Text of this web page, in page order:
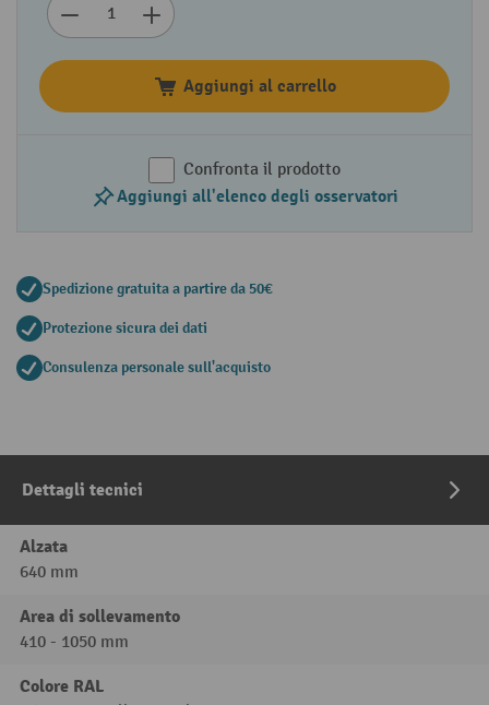
Aggiungi al carrello
Confronta il prodotto
Aggiungi all'elenco degli osservatori
Spedizione gratuita a partire da 50€
Protezione sicura dei dati
Consulenza personale sull'acquisto
Dettagli tecnici
Alzata
640 mm
Area di sollevamento
410 - 1050 mm
Colore RAL